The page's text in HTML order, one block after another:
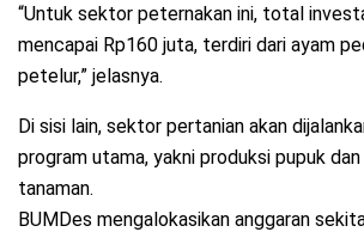
“Untuk sektor peternakan ini, total
mencapai Rp160 juta, terdiri dari ayam
petelur,” jelasnya.
Di sisi lain, sektor pertanian akan
program utama, yakni produksi pupuk
tanaman.
BUMDes mengalokasikan anggaran